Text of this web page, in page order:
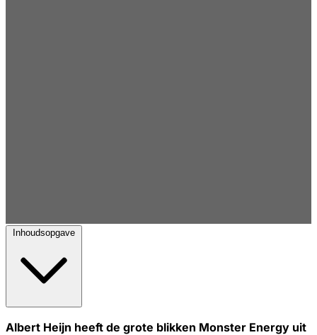
Inhoudsopgave
Albert Heijn heeft de grote blikken Monster Energy uit